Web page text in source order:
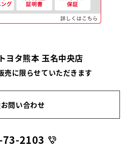
ヨタ熊本 玉名中央店
売に限らせていただきます
問い合わせ
2103